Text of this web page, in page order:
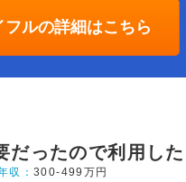
フルの詳細はこちら
だったので利用した
収：300-499万円